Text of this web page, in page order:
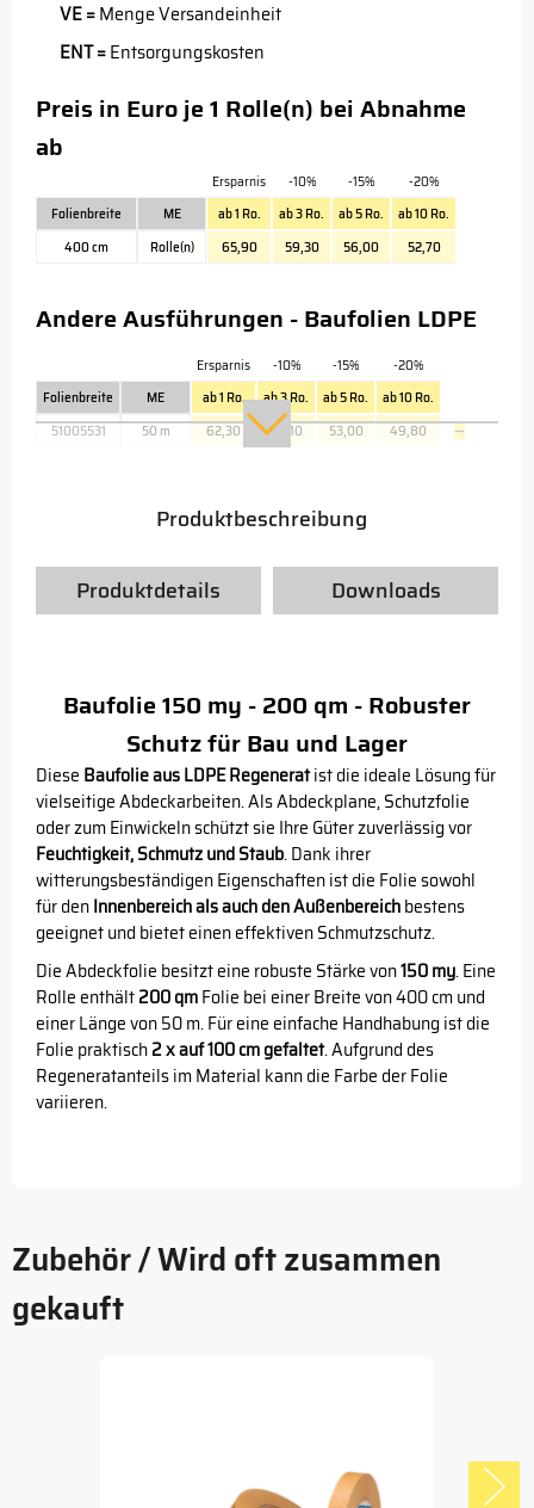
VE =Menge Versandeinheit
ENT =Entsorgungskosten
Preis in Euro je 1 Rolle(n) bei Abnahme
ab
Ersparnis -10% -15%
-20%
Folienbreite
ME ab 1 Ro. ab 3 Ro. ab 5 Ro.
ab 10 Ro.
400 cm
Rolle(n) 65,90 59,30 56,00 52,70
Andere Ausführungen - Baufolien LDPE
Ersparnis -10% -15%
-20%
Folienbreite
ME ab 1 Ro. ab 3 Ro. ab 5 Ro.
ab 10 Ro.
51005531
50 m 62,30 56,10 53,00 49,80 →
Produktbeschreibung
Produktdetails Downloads
Baufolie 150 my - 200 qm - Robuster
Schutz für Bau und Lager
Diese Baufolie aus LDPE Regeneratist die ideale Lösung für
vielseitige Abdeckarbeiten. Als Abdeckplane, Schutzfolie
oder zum Einwickeln schützt sie Ihre Güter zuverlässig vor
Feuchtigkeit, Schmutz und Staub. Dank ihrer
witterungsbeständigen Eigenschaften ist die Folie sowohl
für denInnenbereich als auch den Außenbereichbestens
geeignet und bietet einen effektiven Schmutzschutz.
Die Abdeckfolie besitzt eine robuste Stärke von150 my. Eine
Rolle enthält200 qmFolie bei einer Breite von 400 cm und
einer Länge von 50 m. Für eine einfache Handhabung ist die
Folie praktisch2 x auf 100 cm gefaltet. Aufgrund des
Regeneratanteils im Material kann die Farbe der Folie
variieren.
Zubehör / Wird oft zusammen
gekauft